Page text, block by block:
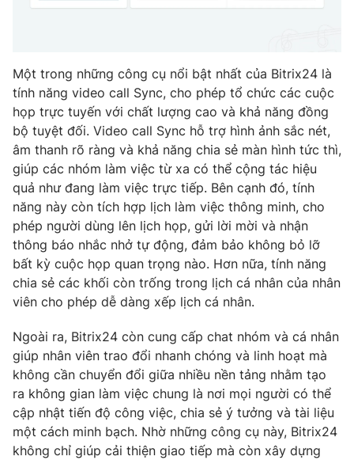
Theo dõi báo trên
Cơ quan chủ quản:Đài Truyền hình Việt Nam
Cơ quan báo chí:Thời báo VTV
Giấy phép hoạt động báo in và báo điện tử số 483/GP-BTTTT
cấp ngày 29/12/2023
Tổng Biên tập:Vũ Thanh Thủy
Phó Tổng Biên tập: Nguyễn Thị Mỹ Hạnh, Phạm Quốc Thắng,
Nguyễn Trọng Ninh
Tổng đài VTV:024.38 355 931 - 024.38 355 932
Ðiện thoại Thời báo VTV: 024.66 897 897
Email:toasoan@vtv.vn
Một trong những công cụ nổi bật nhất của Bitrix24 là
tính năng video call Sync, cho phép tổ chức các cuộc
họp trực tuyến với chất lượng cao và khả năng đồng
bộ tuyệt đối. Video call Sync hỗ trợ hình ảnh sắc nét,
âm thanh rõ ràng và khả năng chia sẻ màn hình tức thì,
giúp các nhóm làm việc từ xa có thể cộng tác hiệu
quả như đang làm việc trực tiếp. Bên cạnh đó, tính
năng này còn tích hợp lịch làm việc thông minh, cho
phép người dùng lên lịch họp, gửi lời mời và nhận
thông báo nhắc nhở tự động, đảm bảo không bỏ lỡ
bất kỳ cuộc họp quan trọng nào. Hơn nữa, tính năng
chia sẻ các khối còn trống trong lịch cá nhân của nhân
viên cho phép dễ dàng xếp lịch cá nhân.
Ngoài ra, Bitrix24 còn cung cấp chat nhóm và cá nhân
giúp nhân viên trao đổi nhanh chóng và linh hoạt mà
không cần chuyển đổi giữa nhiều nền tảng nhằm tạo
ra không gian làm việc chung là nơi mọi người có thể
cập nhật tiến độ công việc, chia sẻ ý tưởng và tài liệu
một cách minh bạch. Nhờ những công cụ này, Bitrix24
không chỉ giúp cải thiện giao tiếp mà còn xây dựng